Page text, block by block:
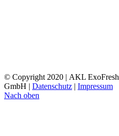
© Copyright 2020 | AKL ExoFresh
GmbH | Datenschutz | Impressum
Nach oben